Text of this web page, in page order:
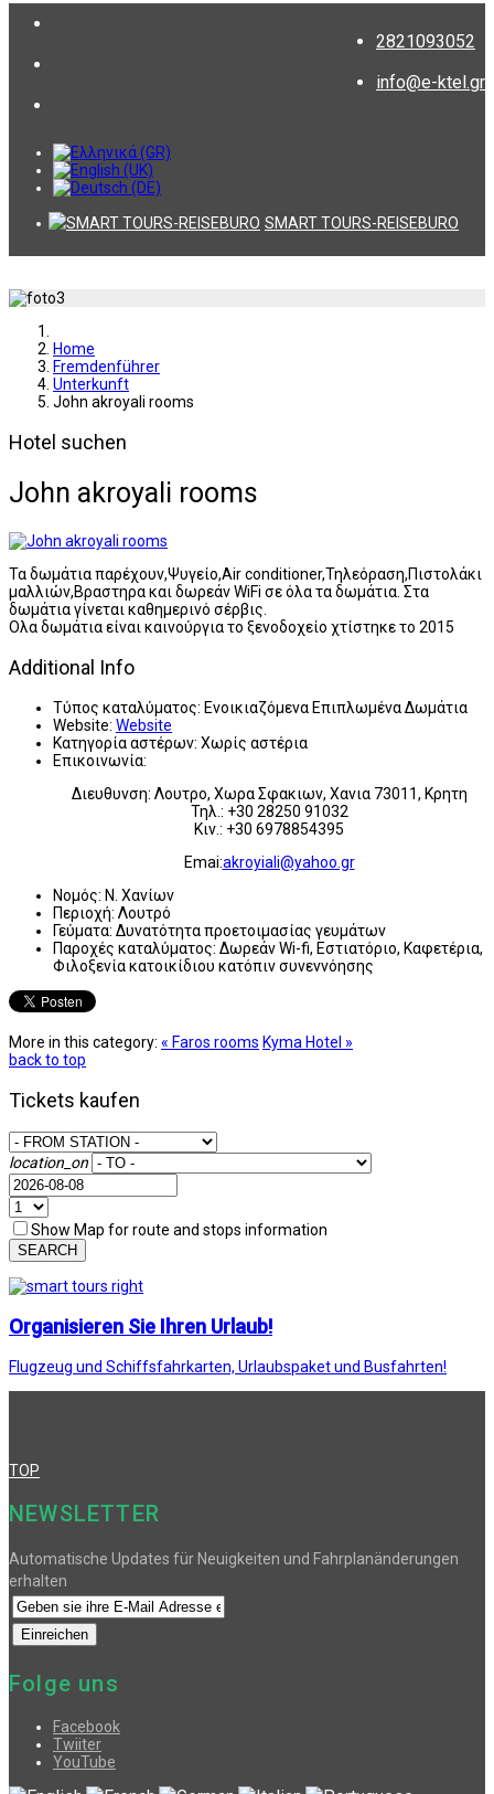
2821093052
info@e-ktel.gr
SMART TOURS-REISEBURO
Home
Fremdenführer
Unterkunft
John akroyali rooms
Hotel suchen
John akroyali rooms
Τα δωμάτια παρέχουν,Ψυγείο,Αir conditioner,Τηλεόραση,Πιστολάκι
μαλλιών,Βραστηρα και δωρεάν WiFi σε όλα τα δωμάτια. Στα
δωμάτια γίνεται καθημερινό σέρβις.
Ολα δωμάτια είναι καινούργια το ξενοδοχείο χτίστηκε το 2015
Additional Info
Τύπος καταλύματος: Ενοικιαζόμενα Επιπλωμένα Δωμάτια
Website: Website
Κατηγορία αστέρων: Χωρίς αστέρια
Επικοινωνία:
Διευθυνση: Λουτρο, Χωρα Σφακιων, Χανια 73011, Κρητη
Τηλ.: +30 28250 91032
Κιν.: +30 6978854395
Emai:akroyiali@yahoo.gr
Νομός: Ν. Χανίων
Περιοχή: Λουτρό
Γεύματα: Δυνατότητα προετοιμασίας γευμάτων
Παροχές καταλύματος: Δωρεάν Wi-fi, Εστιατόριο, Καφετέρια,
Φιλοξενία κατοικίδιου κατόπιν συνεννόησης
More in this category: « Faros rooms Kyma Hotel »
back to top
Tickets kaufen
location_on
Show Map for route and stops information
SEARCH
Organisieren Sie Ihren Urlaub!
Flugzeug und Schiffsfahrkarten, Urlaubspaket und Busfahrten!
TOP
NEWSLETTER
Automatische Updates für Neuigkeiten und Fahrplanänderungen
erhalten
Folge uns
Facebook
Twiiter
YouTube